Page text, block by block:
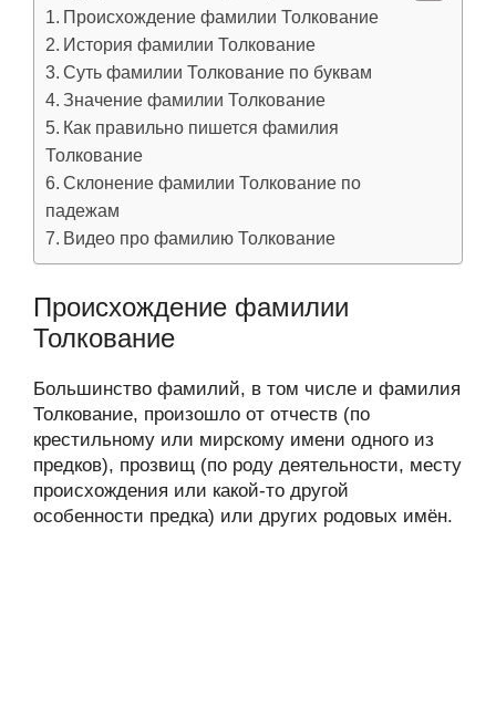
Происхождение фамилии Толкование
История фамилии Толкование
Суть фамилии Толкование по буквам
Значение фамилии Толкование
Как правильно пишется фамилия
Толкование
Склонение фамилии Толкование по
падежам
Видео про фамилию Толкование
Происхождение фамилии
Толкование
Большинство фамилий, в том числе и фамилия
Толкование, произошло от отчеств (по
крестильному или мирскому имени одного из
предков), прозвищ (по роду деятельности, месту
происхождения или какой-то другой
особенности предка) или других родовых имён.